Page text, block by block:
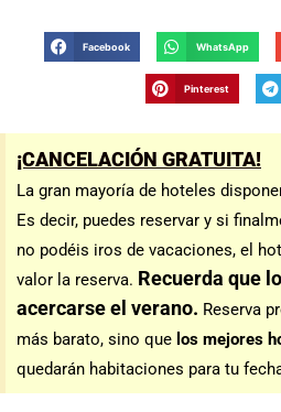
Facebook WhatsApp
Pinterest
¡CANCELACIÓN GRATUITA!
La gran mayoría de hoteles
Es decir, puedes reservar y si
no podéis iros de vacaciones, el
valor la reserva. Recuerda que
acercarse el verano. Reserva
más barato, sino que los mejores
quedarán habitaciones para tu